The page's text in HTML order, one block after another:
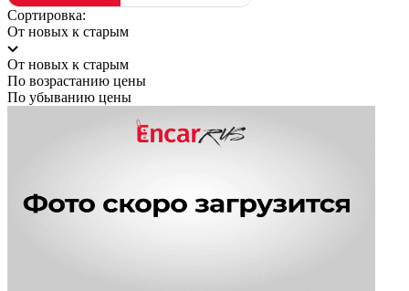
Сортировка:
От новых к старым
От новых к старым
По возрастанию цены
По убыванию цены